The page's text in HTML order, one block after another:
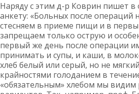
Наряду с этим д-р Коврин пишет в
анкету: «Больных после операций
стесняем в приеме пищи и в
запрещаем только острую и
первый же день после операции
принимать и супы, и каши, в
хлеб белый или серый, но не
крайностями голоданием в
«обязательным» хлебом мы